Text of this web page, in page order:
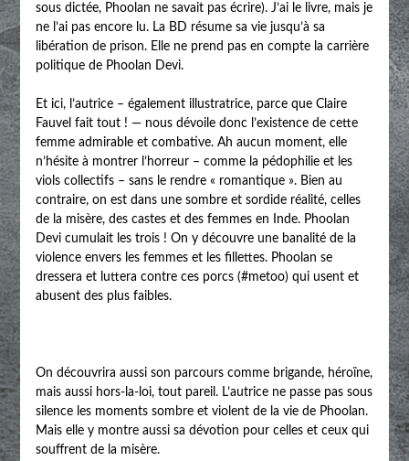
sous dictée, Phoolan ne savait pas écrire). J’ai le livre, mais je
ne l’ai pas encore lu. La BD résume sa vie jusqu’à sa
libération de prison. Elle ne prend pas en compte la carrière
politique de Phoolan Devi.
Et ici, l’autrice – également illustratrice, parce que Claire
Fauvel fait tout ! — nous dévoile donc l’existence de cette
femme admirable et combative. Ah aucun moment, elle
n’hésite à montrer l’horreur – comme la pédophilie et les
viols collectifs – sans le rendre « romantique ». Bien au
contraire, on est dans une sombre et sordide réalité, celles
de la misère, des castes et des femmes en Inde. Phoolan
Devi cumulait les trois ! On y découvre une banalité de la
violence envers les femmes et les fillettes. Phoolan se
dressera et luttera contre ces porcs (#metoo) qui usent et
abusent des plus faibles.
On découvrira aussi son parcours comme brigande, héroïne,
mais aussi hors-la-loi, tout pareil. L’autrice ne passe pas sous
silence les moments sombre et violent de la vie de Phoolan.
Mais elle y montre aussi sa dévotion pour celles et ceux qui
souffrent de la misère.